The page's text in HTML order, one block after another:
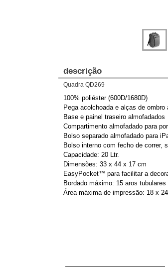
descrição
Quadra QD269
100% poliéster (600D/1680D)
Pega acolchoada e alças de
Base e painel traseiro almofadados
Compartimento almofadado para
Bolso separado almofadado para
Bolso interno com fecho de correr,
Capacidade: 20 Ltr.
Dimensões: 33 x 44 x 17 cm
EasyPocket™ para facilitar a
Bordado máximo: 15 aros tubulares
Área máxima de impressão: 18 x